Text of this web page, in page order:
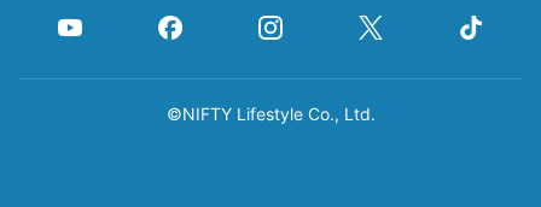
©NIFTY Lifestyle Co., Ltd.